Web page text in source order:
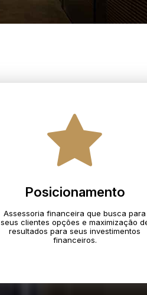
Posicionamento
Assessoria financeira que busca para
seus clientes opções e maximização
resultados para seus investimentos
financeiros.